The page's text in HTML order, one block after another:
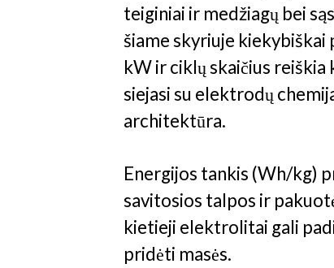
teiginiai ir medžiagų bei
šiame skyriuje
kW ir ciklų skaičius
siejasi su elektrodų
architektūra.
Energijos tankis (Wh/kg)
savitosios talpos ir
kietieji elektrolitai gali
pridėti masės.